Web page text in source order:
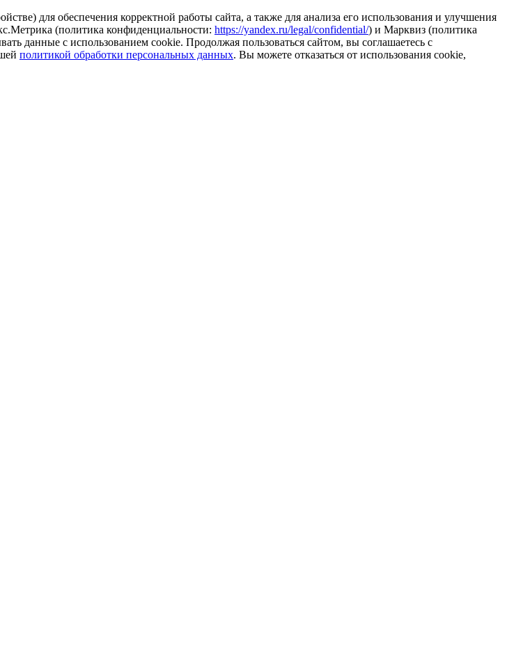
для обеспечения корректной работы сайта, а также для анализа его использования и улучшения
(политика конфиденциальности: https://yandex.ru/legal/confidential/) и Марквиз (политика
данные с использованием cookie. Продолжая пользоваться сайтом, вы соглашаетесь с
политикой обработки персональных данных. Вы можете отказаться от использования cookie,